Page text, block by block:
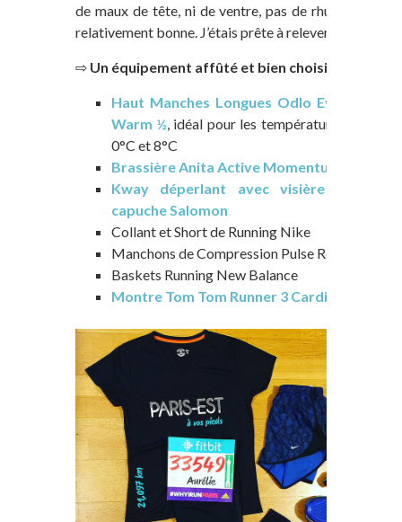
de maux de tête, ni de ventre, pas de rhume, nuit
relativement bonne. J’étais prête à relever le défi.
⇨ Un équipement affûté et bien choisi :
Haut Manches Longues Odlo Evolution
Warm ½, idéal pour les températures entre
0°C et 8°C
Brassière Anita Active Momentum
Kway déperlant avec visière sur la
capuche Salomon
Collant et Short de Running Nike
Manchons de Compression Pulse Road
Baskets Running New Balance
Montre Tom Tom Runner 3 Cardio